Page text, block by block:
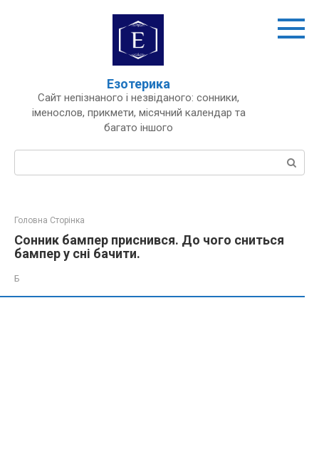
Езотерика
Сайт непізнаного і незвіданого: сонники,
іменослов, прикмети, місячний календар та
багато іншого
Пошук:
Головна Сторінка
Сонник бампер приснився. До чого сниться
бампер у сні бачити.
Б